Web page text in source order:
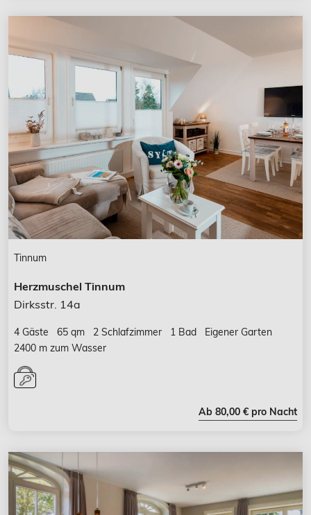
Tinnum
Herzmuschel Tinnum
Dirksstr. 14a
4 Gäste 65 qm 2 Schlafzimmer 1 Bad
Eigener Garten
2400 m zum Wasser
Ab 80,00 € pro Nacht